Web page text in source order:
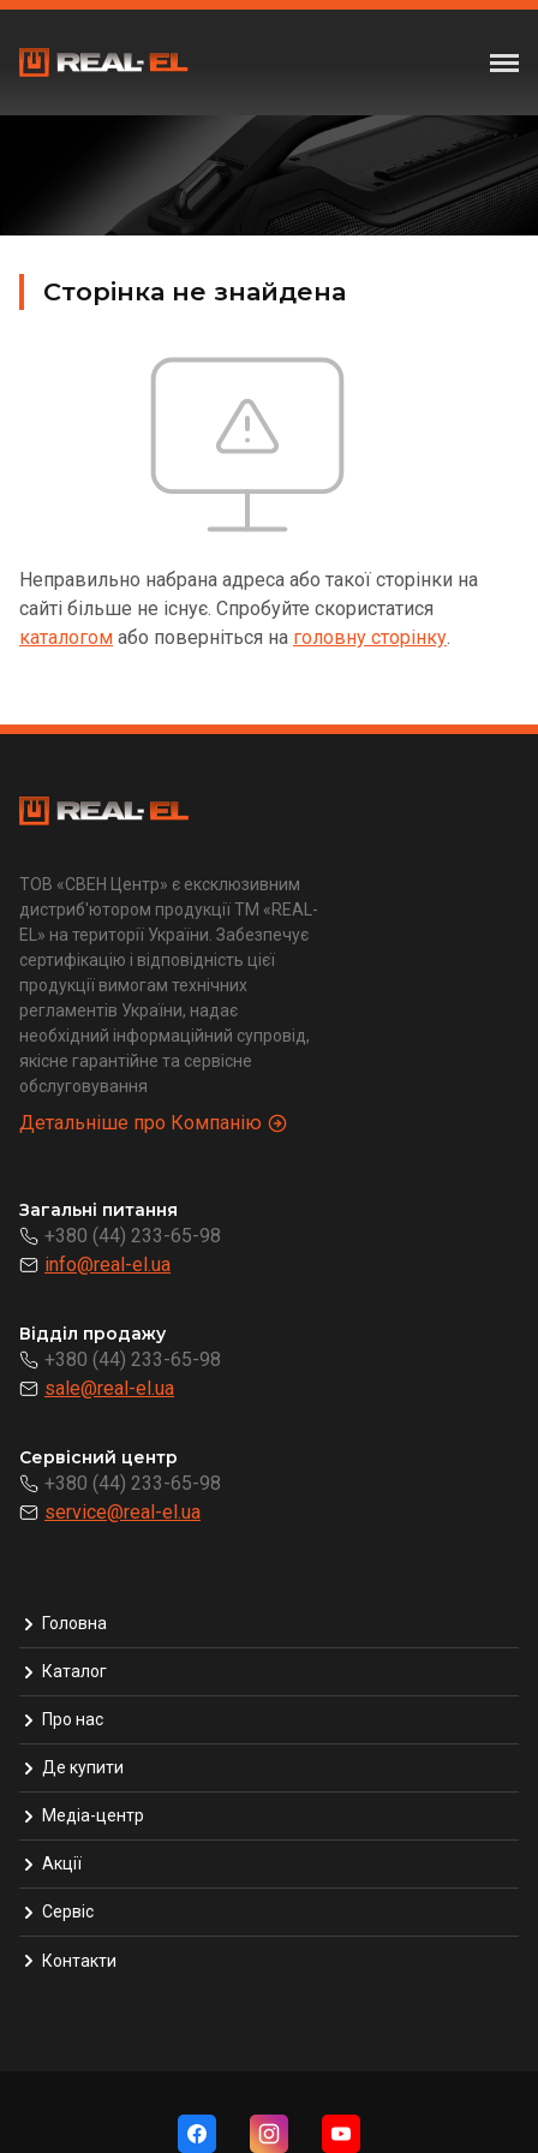
Сторінка не знайдена
Неправильно набрана адреса або такої сторінки на
сайті більше не існує. Спробуйте скористатися
каталогом або поверніться на головну сторінку.
ТОВ «СВЕН Центр» є ексклюзивним
дистриб'ютором продукції ТМ «REAL-
EL» на території України. Забезпечує
сертифікацію і відповідність цієї
продукції вимогам технічних
регламентів України, надає
необхідний інформаційний супровід,
якісне гарантійне та сервісне
обслуговування
Детальніше про Компанію
Загальні питання
+380 (44) 233-65-98
info@real-el.ua
Відділ продажу
+380 (44) 233-65-98
sale@real-el.ua
Сервісний центр
+380 (44) 233-65-98
service@real-el.ua
Головна
Каталог
Про нас
Де купити
Медіа-центр
Акції
Сервіс
Контакти